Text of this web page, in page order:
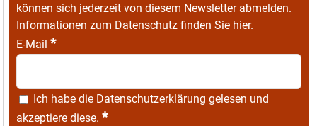
können sich jederzeit von diesem Newsletter abmelden.
Informationen zum Datenschutz finden Sie hier.
E-Mail *
Ich habe die Datenschutzerklärung gelesen und
akzeptiere diese. *